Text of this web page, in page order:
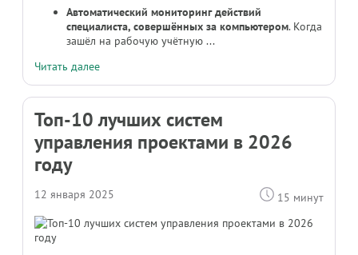
Автоматический мониторинг действий
специалиста, совершённых за компьютером. Когда
зашёл на рабочую учётную ...
Читать далее
Топ-10 лучших систем
управления проектами в 2026
году
12 января 2025 15 минут